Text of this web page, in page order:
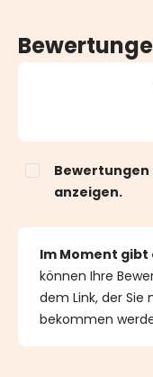
Bewertungen
anzeigen.
Im Moment gibt
können Ihre
dem Link, der Sie
bekommen